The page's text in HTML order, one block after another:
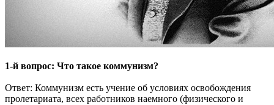
1-й вопрос: Что такое коммунизм?
Ответ: Коммунизм есть учение об условиях освобождения
пролетариата, всех работников наемного (физического и